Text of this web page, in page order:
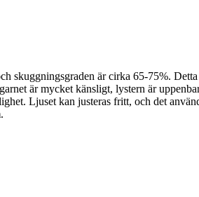
skuggningsgraden är cirka 65-75%.
är mycket känsligt, lystern är
Ljuset kan justeras fritt, och det